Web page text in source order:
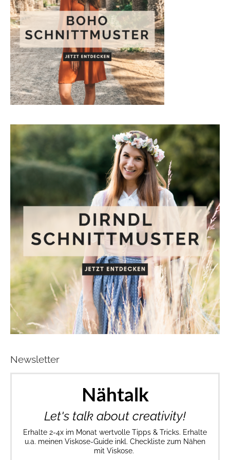
Newsletter
Nähtalk
Let's talk about creativity!
Erhalte 2-4x im Monat wertvolle Tipps & Tricks. Erhalte
u.a. meinen Viskose-Guide inkl. Checkliste zum Nähen
mit Viskose.